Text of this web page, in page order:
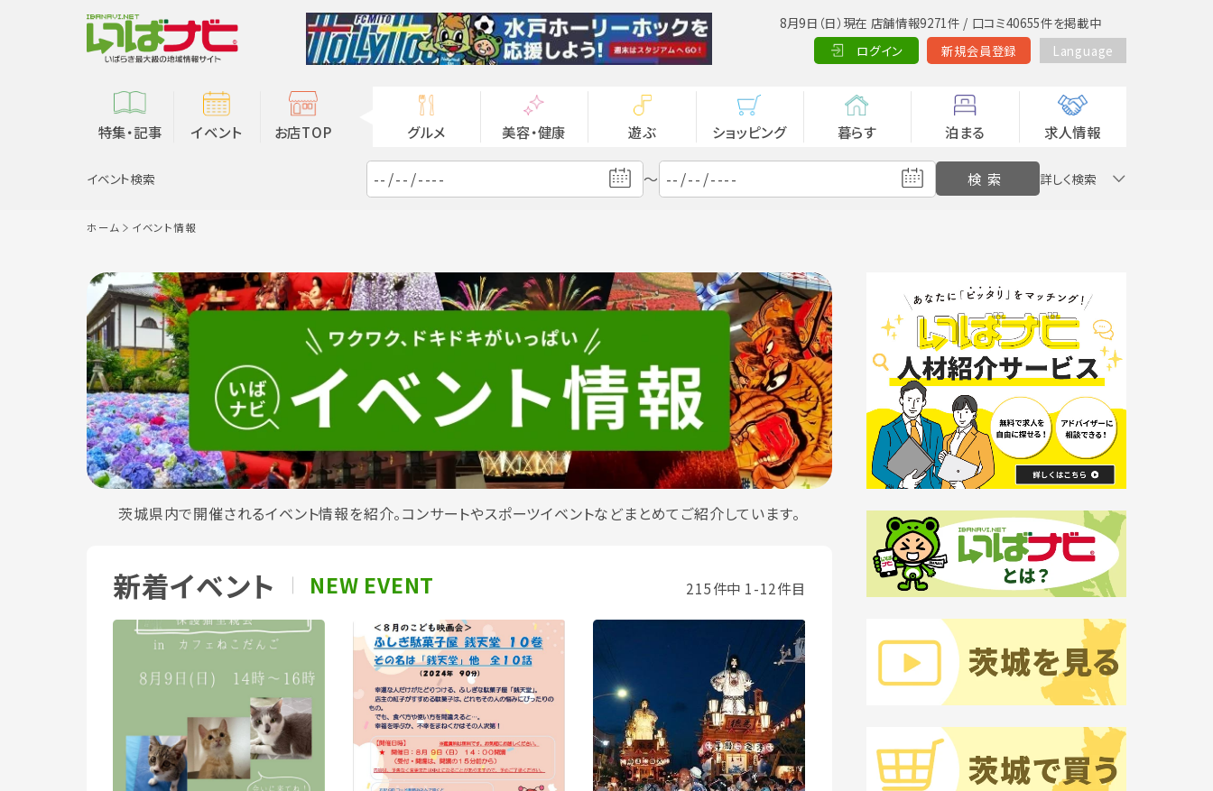
8月9日（日）現在 店舗情報9271件 / 口コミ40655件を掲載中
ログイン
新規会員登録 Language
特集・記事 イベント お店TOP グルメ 美容・健康 遊ぶ ショッピング 暮らす 泊まる 求人情報
イベント検索 ～ 詳しく検索
ホーム イベント情報
茨城県内で開催されるイベント情報を紹介。コンサートやスポーツイベントなどまとめてご紹介しています。
新着イベント NEW EVENT 215件中 1-12件目